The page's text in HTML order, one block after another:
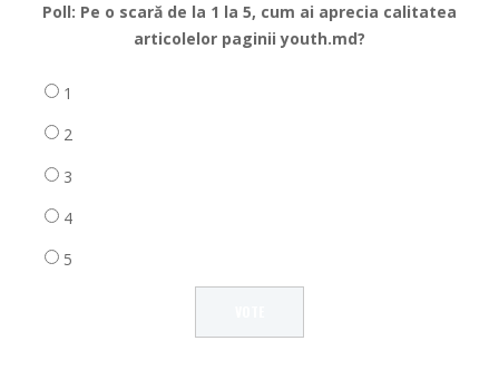
Poll: Pe o scară de la 1 la 5, cum ai aprecia calitatea
articolelor paginii youth.md?
1
2
3
4
5